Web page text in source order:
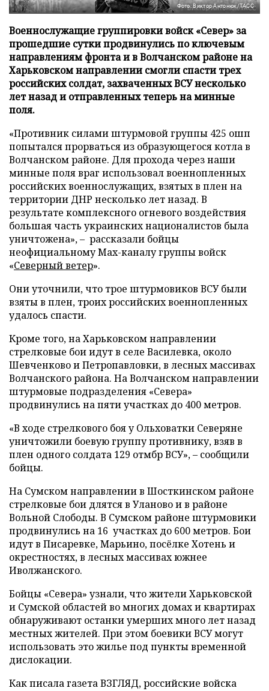
Фото: Виктор Антонюк/ТАСС
Военнослужащие группировки войск «Север» за
прошедшие сутки продвинулись по ключевым
направлениям фронта и в Волчанском районе на
Харьковском направлении смогли спасти трех
российских солдат, захваченных ВСУ несколько
лет назад и отправленных теперь на минные
поля.
«Противник силами штурмовой группы 425 ошп
попытался прорваться из образующегося котла в
Волчанском районе. Для прохода через наши
минные поля враг использовал военнопленных
российских военнослужащих, взятых в плен на
территории ДНР несколько лет назад. В
результате комплексного огневого воздействия
большая часть украинских националистов была
уничтожена», – рассказали бойцы
неофициальному Max-каналу группы войск
«Северный ветер».
Они уточнили, что трое штурмовиков ВСУ были
взяты в плен, троих российских военнопленных
удалось спасти.
Кроме того, на Харьковском направлении
стрелковые бои идут в селе Василевка, около
Шевченково и Петропавловки, в лесных массивах
Волчанского района. На Волчанском направлении
штурмовые подразделения «Севера»
продвинулись на пяти участках до 400 метров.
«В ходе стрелкового боя у Ольховатки Северяне
уничтожили боевую группу противнику, взяв в
плен одного солдата 129 отмбр ВСУ», – сообщили
бойцы.
На Сумском направлении в Шосткинском районе
стрелковые бои длятся в Уланово и в районе
Вольной Слободы. В Сумском районе штурмовики
продвинулись на 16 участках до 600 метров. Бои
идут в Писаревке, Марьино, посёлке Хотень и
окрестностях, в лесных массивах южнее
Иволжанского.
Бойцы «Севера» узнали, что жители Харьковской
и Сумской областей во многих домах и квартирах
обнаруживают останки умерших много лет назад
местных жителей. При этом боевики ВСУ могут
использовать это жилье под пункты временной
дислокации.
Как писала газета ВЗГЛЯД, российские войска